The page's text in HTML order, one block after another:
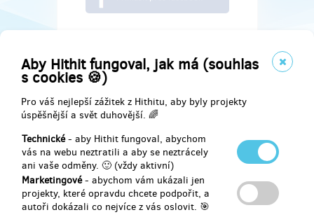
Aby Hithit fungoval, jak má (souhlas
s cookies 🍪)
Pro váš nejlepší zážitek z Hithitu, aby byly projekty
úspěšnější a svět duhovější. 🌈
Technické- aby Hithit fungoval, abychom
vás na webu neztratili a aby se neztrácely
ani vaše odměny. 🙂 (vždy aktivní)
Marketingové- abychom vám ukázali jen
projekty, které opravdu chcete podpořit, a
autoři dokázali co nejvíce z vás oslovit. 🎯
Najdete nás na